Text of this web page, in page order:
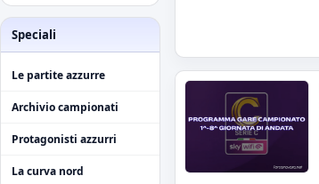
Speciali
Le partite azzurre
Archivio campionati
Protagonisti azzurri
La curva nord